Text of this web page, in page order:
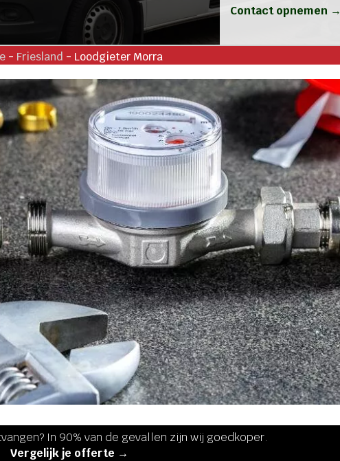
Contact opnemen →
- Friesland - Loodgieter Morra
In 90% van de gevallen zijn wij goedkoper.
Vergelijk je offerte →